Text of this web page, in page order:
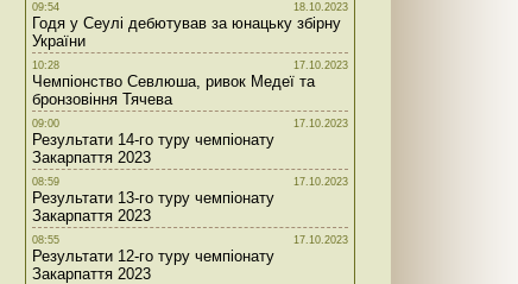
09:54 18.10.2023
Годя у Сеулі дебютував за юнацьку збірну
України
10:28 17.10.2023
Чемпіонство Севлюша, ривок Медеї та
бронзовіння Тячева
09:00 17.10.2023
Результати 14-го туру чемпіонату
Закарпаття 2023
08:59 17.10.2023
Результати 13-го туру чемпіонату
Закарпаття 2023
08:55 17.10.2023
Результати 12-го туру чемпіонату
Закарпаття 2023